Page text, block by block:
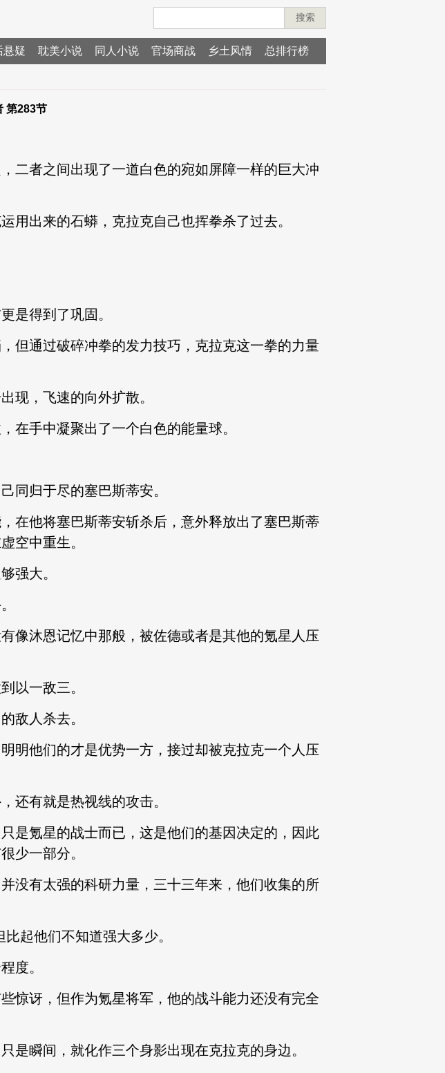
搜索
悬疑 耽美小说 同人小说 官场商战 乡土风情 总排行榜
第283节
者之间出现了一道白色的宛如屏障一样的巨大冲
出来的石蟒，克拉克自己也挥拳杀了过去。
是得到了巩固。
通过破碎冲拳的发力技巧，克拉克这一拳的力量
，飞速的向外扩散。
手中凝聚出了一个白色的能量球。
归于尽的塞巴斯蒂安。
他将塞巴斯蒂安斩杀后，意外释放出了塞巴斯蒂
空中重生。
强大。
沐恩记忆中那般，被佐德或者是其他的氪星人压
以一敌三。
敌人杀去。
他们的才是优势一方，接过却被克拉克一个人压
有就是热视线的攻击。
氪星的战士而已，这是他们的基因决定的，因此
少一部分。
有太强的科研力量，三十三年来，他们收集的所
起他们不知道强大多少。
度。
讶，但作为氪星将军，他的战斗能力还没有完全
瞬间，就化作三个身影出现在克拉克的身边。